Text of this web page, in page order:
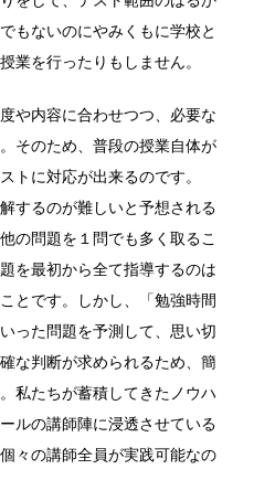
もないのにやみくもに学校と
業を行ったりもしません。
や内容に合わせつつ、必要な
そのため、普段の授業自体が
トに対応が出来るのです。
するのが難しいと予想される
の問題を１問でも多く取るこ
を最初から全て指導するのは
とです。しかし、「勉強時間
った問題を予測して、思い切
な判断が求められるため、簡
私たちが蓄積してきたノウハ
ルの講師陣に浸透させている
々の講師全員が実践可能なの